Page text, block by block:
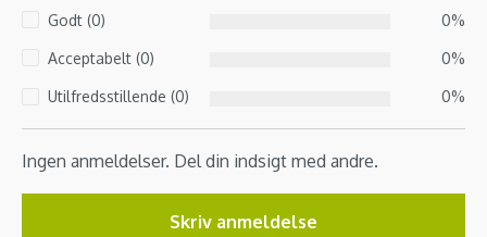
Godt (0) 0%
Acceptabelt (0) 0%
Utilfredsstillende (0) 0%
Ingen anmeldelser. Del din indsigt med andre.
Skriv anmeldelse